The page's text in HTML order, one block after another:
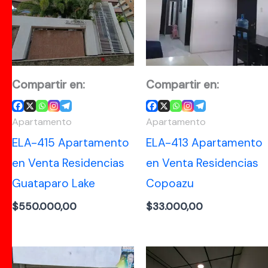
Compartir en:
Apartamento
ELA-415 Apartamento
en Venta Residencias
Guataparo Lake
$550.000,00
Compartir en:
Apartamento
ELA-413 Apartamento
en Venta Residencias
Copoazu
$33.000,00